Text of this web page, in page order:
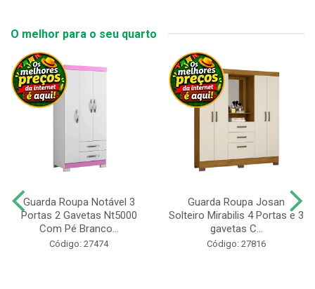
O melhor para o seu quarto
Guarda Roupa Notável 3
Portas 2 Gavetas Nt5000
Com Pé Branco...
Código: 27474
Guarda Roupa Josan
Solteiro Mirabilis 4 Portas e 3
gavetas C...
Código: 27816